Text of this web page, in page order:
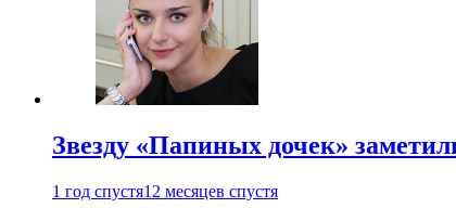
Звезду «Папиных дочек»
1 год спустя12 месяцев спустя